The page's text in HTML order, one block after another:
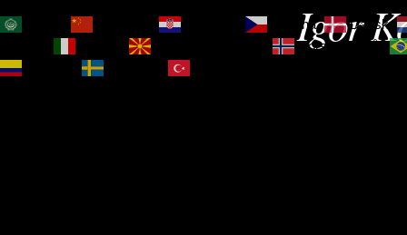
Igor
Čeština‎
Dansk
Norsk bokmål